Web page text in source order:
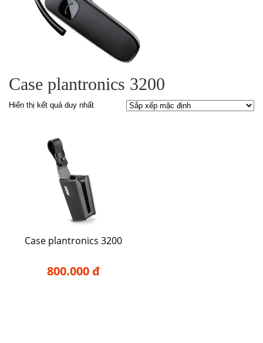
Case plantronics 3200
Hiển thị kết quả duy nhất
Case plantronics 3200
800.000 đ